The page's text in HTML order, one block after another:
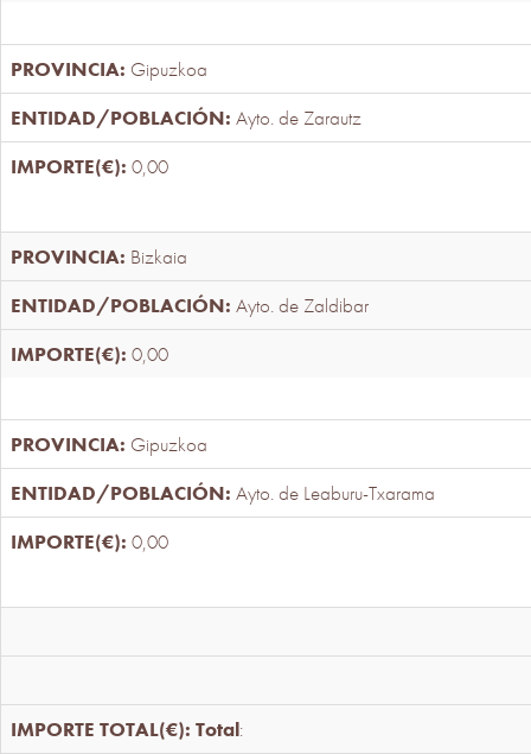
Gipuzkoa
Ayto. de Zarautz
0,00
Bizkaia
Ayto. de Zaldibar
0,00
Gipuzkoa
Ayto. de Leaburu-Txarama
0,00
Total: